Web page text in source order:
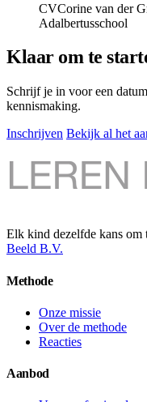
CVCorine van der
Adalbertusschool
Klaar om te
Schrijf je in voor een
kennismaking.
Inschrijven Bekijk al het
Elk kind dezelfde kans om
Beeld B.V.
Methode
Onze missie
Over de methode
Reacties
Aanbod